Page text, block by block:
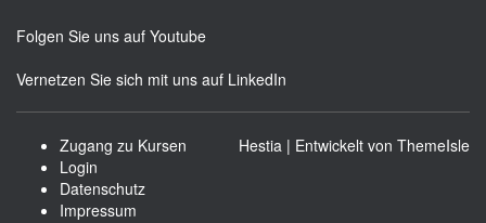
Folgen Sie uns auf Youtube
Vernetzen Sie sich mit uns auf LinkedIn
Zugang zu Kursen
Login
Datenschutz
Impressum
Hestia | Entwickelt von ThemeIsle